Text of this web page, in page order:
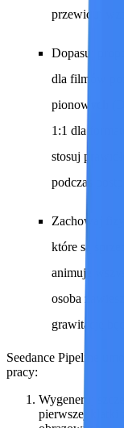
przewiduj
Dopasuj
dla filmów
pionowych
1:1 dla
stosuj
podczas
Zachowaj
które są
animuje
osoba
grawitację
Seedance Pipeline
pracy:
Wygeneruj
pierwszej klatki